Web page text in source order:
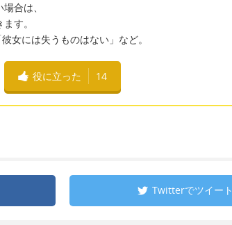
合は、
す。
には失うものはない」など。
役に立った 14
Twitterでツイート